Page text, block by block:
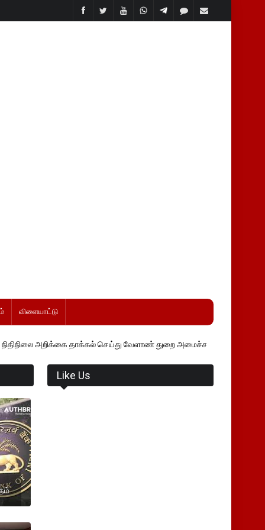
விளையாட்டு
தாக்கல் செய்து வேளாண் துறை அமைச்சர் வினோத் வாசித்து
Like Us